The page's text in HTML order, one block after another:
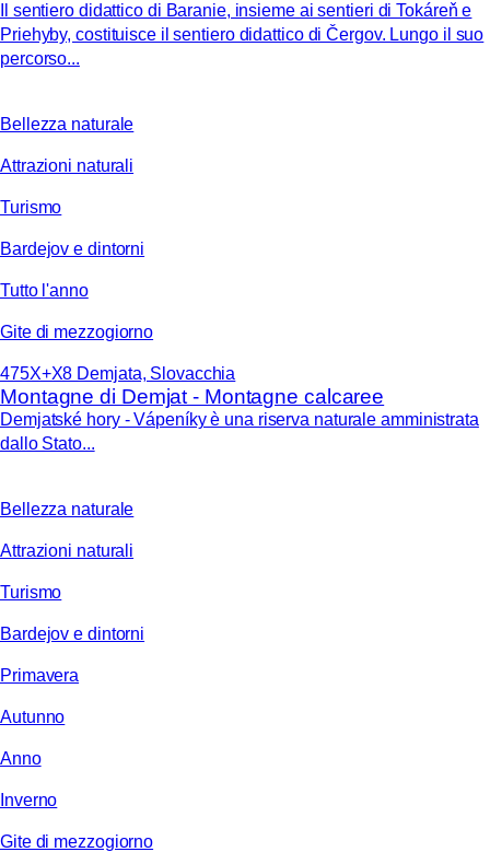
Il sentiero didattico di Baranie, insieme ai sentieri di Tokáreň e
Priehyby, costituisce il sentiero didattico di Čergov. Lungo il suo
percorso...
Bellezza naturale
Attrazioni naturali
Turismo
Bardejov e dintorni
Tutto l'anno
Gite di mezzogiorno
475X+X8 Demjata, Slovacchia
Montagne di Demjat - Montagne calcaree
Demjatské hory - Vápeníky è una riserva naturale amministrata
dallo Stato...
Bellezza naturale
Attrazioni naturali
Turismo
Bardejov e dintorni
Primavera
Autunno
Anno
Inverno
Gite di mezzogiorno